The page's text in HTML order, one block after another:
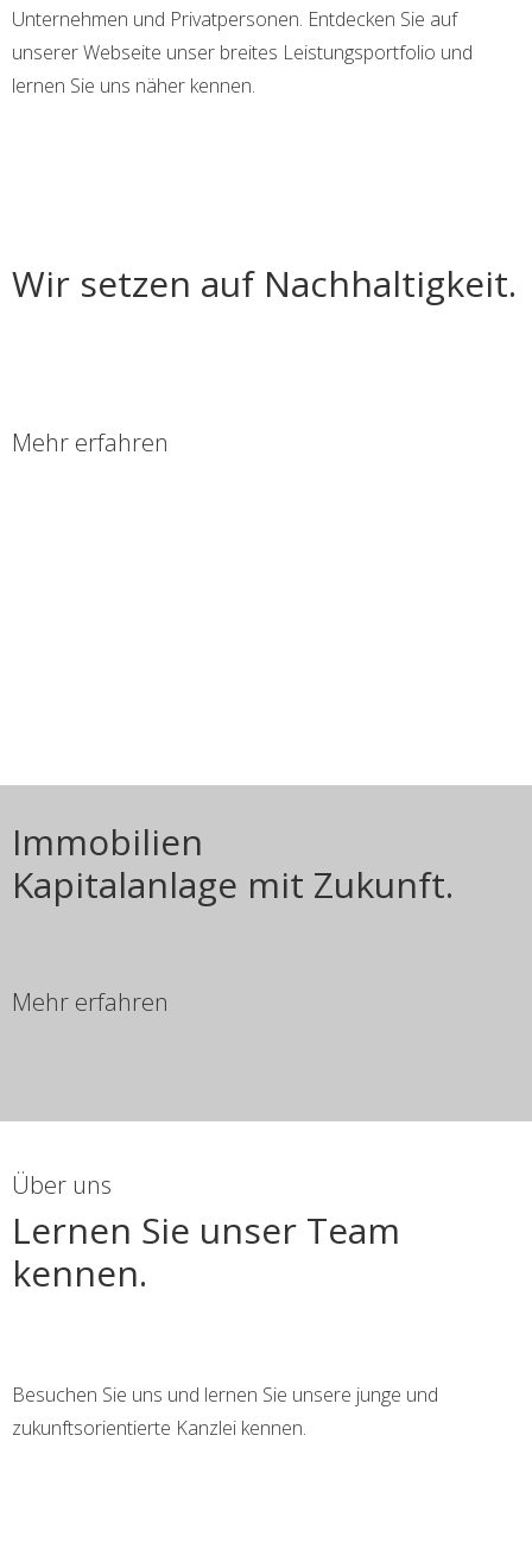
Unternehmen und Privatpersonen. Entdecken Sie auf
unserer Webseite unser breites Leistungsportfolio und
lernen Sie uns näher kennen.
​Wir setzen auf Nachhaltigkeit.
Mehr erfahren
Immobilien
Kapitalanlage mit Zukunft.
Mehr erfahren
Über uns
Lernen Sie unser Team
kennen.
Besuchen Sie uns und lernen Sie unsere junge und
zukunftsorientierte Kanzlei kennen.